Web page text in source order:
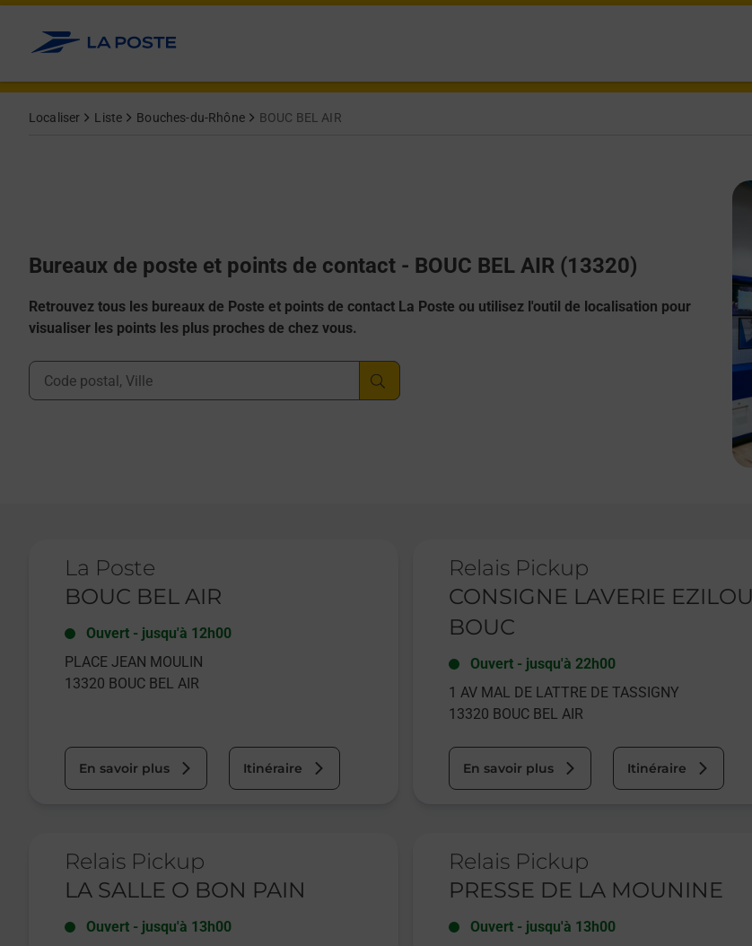
Allez au contenu
Localiser Liste Bouches-du-Rhône BOUC BEL AIR
Bureaux de poste et points de contact - BOUC BEL AIR (13320)
Retrouvez tous les bureaux de Poste et points de contact La Poste ou utilisez l'outil de localisation pour
visualiser les points les plus proches de chez vous.
Ville, Département, Code Postal
La Poste
BOUC BEL AIR
Ouvert - jusqu'à 12h00
PLACE JEAN MOULIN
13320 BOUC BEL AIR
En savoir plus Itinéraire
Relais Pickup
CONSIGNE LAVERIE EZILOU
BOUC
Ouvert- jusqu'à 22h00
1 AV MAL DE LATTRE DE TASSIGNY
13320 BOUC BEL AIR
En savoir plus Itinéraire
Relais Pickup
LA SALLE O BON PAIN
Ouvert - jusqu'à 13h00
Relais Pickup
PRESSE DE LA MOUNINE
Ouvert- jusqu'à 13h00
Afficher ou masquer la réponse
Afficher ou masquer la réponse
Afficher ou masquer la réponse
Afficher ou masquer la réponse
Afficher ou masquer la réponse